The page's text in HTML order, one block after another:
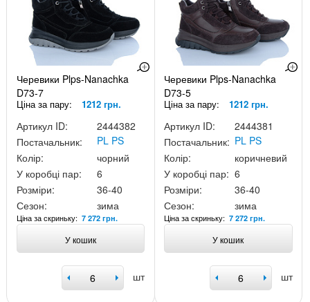
Черевики Plps-Nanachka
D73-7
Ціна за пару: 1212 грн.
Артикул ID:
2444382
Постачальник:
PL PS
Колір:
чорний
У коробці пар:
6
Розміри:
36-40
Сезон:
зима
Ціна за скриньку: 7 272 грн.
У кошик
шт
Черевики Plps-Nanachka
D73-5
Ціна за пару: 1212 грн.
Артикул ID:
2444381
Постачальник: PL PS
Колір:
коричневий
У коробці пар: 6
Розміри:
36-40
Сезон:
зима
Ціна за скриньку:7 272 грн.
У кошик
шт